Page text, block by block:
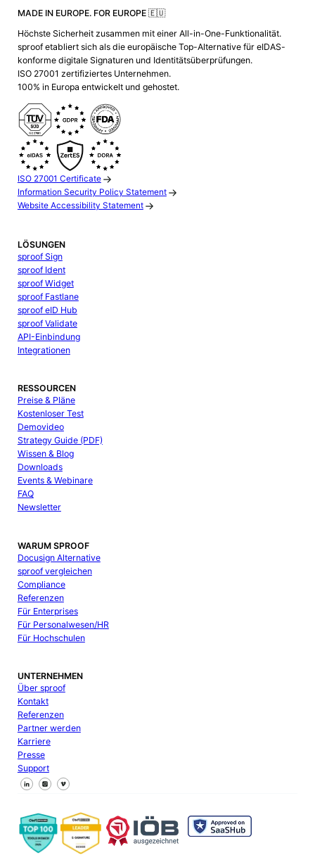
MADE IN EUROPE. FOR EUROPE 🇪🇺
Höchste Sicherheit zusammen mit einer All-in-One-Funktionalität.
sproof etabliert sich als die europäische Top-Alternative für eIDAS-
konforme digitale Signaturen und Identitätsüberprüfungen.
ISO 27001 zertifiziertes Unternehmen.
100% in Europa entwickelt und gehostet.
ISO 27001 Certificate
Information Security Policy Statement
Website Accessibility Statement
LÖSUNGEN
sproof Sign
sproof Ident
sproof Widget
sproof Fastlane
sproof eID Hub
sproof Validate
API-Einbindung
Integrationen
RESSOURCEN
Preise & Pläne
Kostenloser Test
Demovideo
Strategy Guide (PDF)
Wissen & Blog
Downloads
Events & Webinare
FAQ
Newsletter
WARUM SPROOF
Docusign Alternative
sproof vergleichen
Compliance
Referenzen
Für Enterprises
Für Personalwesen/HR
Für Hochschulen
UNTERNEHMEN
Über sproof
Kontakt
Referenzen
Partner werden
Karriere
Presse
Support
Follow us on Facebook
Follow us on X
Follow us on LinkedIn